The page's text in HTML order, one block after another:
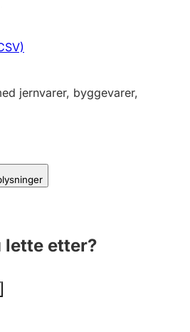
jernvarer, byggevarer,
lette etter?